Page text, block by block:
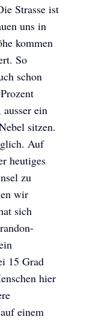
Strasse ist
uns in
kommen
So
schon
ein
sitzen.
Auf
heutiges
zu
wir
sich
15 Grad
hier
einem